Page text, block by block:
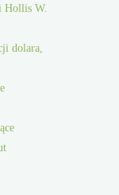
Hollis W.
dolara,